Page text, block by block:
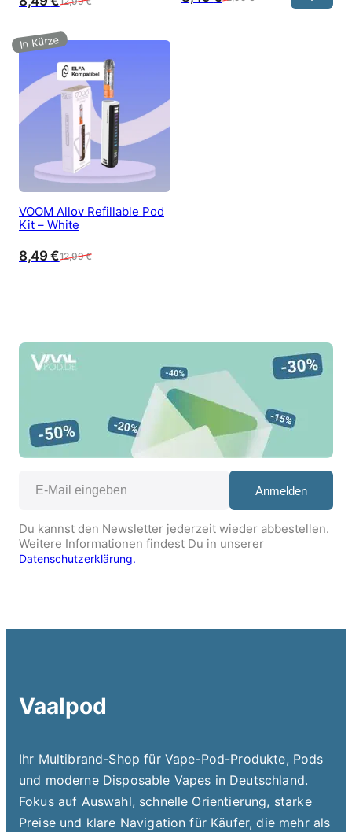
VOOM Allov Refillable Pod
Kit – White
12,99€
8,49€
Anmelden
Du kannst den Newsletter jederzeit wieder abbestellen.
Weitere Informationen findest Du in unserer
Datenschutzerklärung.
Vaalpod
Ihr Multibrand-Shop für Vape-Pod-Produkte, Pods
und moderne Disposable Vapes in Deutschland.
Fokus auf Auswahl, schnelle Orientierung, starke
Preise und klare Navigation für Käufer, die mehr als